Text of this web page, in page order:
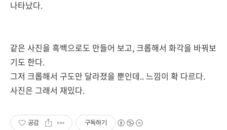
나타났다.
같은 사진을 흑백으로도 만들어 보고, 크롭해서 화각을 바꿔보
기도 한다.
그저 크롭해서 구도만 달라졌을 뿐인데.. 느낌이 확 다르다.
사진은 그래서 재밌다.
공감 구독하기